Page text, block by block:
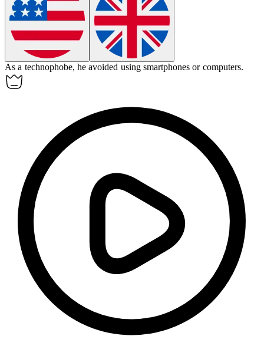
As a technophobe, he avoided using smartphones or computers.